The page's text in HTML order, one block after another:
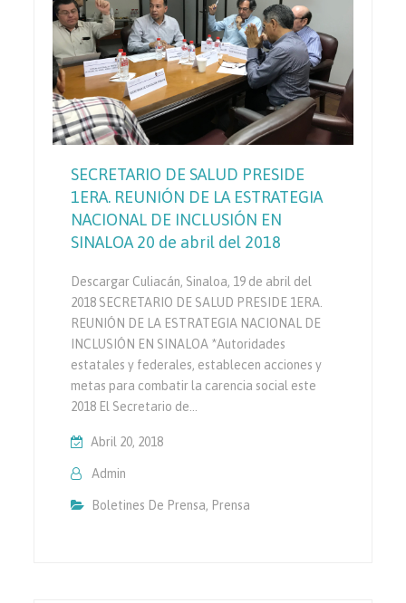
SECRETARIO DE SALUD PRESIDE
1ERA. REUNIÓN DE LA ESTRATEGIA
NACIONAL DE INCLUSIÓN EN
SINALOA 20 de abril del 2018
Descargar Culiacán, Sinaloa, 19 de abril del
2018 SECRETARIO DE SALUD PRESIDE 1ERA.
REUNIÓN DE LA ESTRATEGIA NACIONAL DE
INCLUSIÓN EN SINALOA *Autoridades
estatales y federales, establecen acciones y
metas para combatir la carencia social este
2018 El Secretario de…
Abril 20, 2018
Admin
Boletines De Prensa, Prensa